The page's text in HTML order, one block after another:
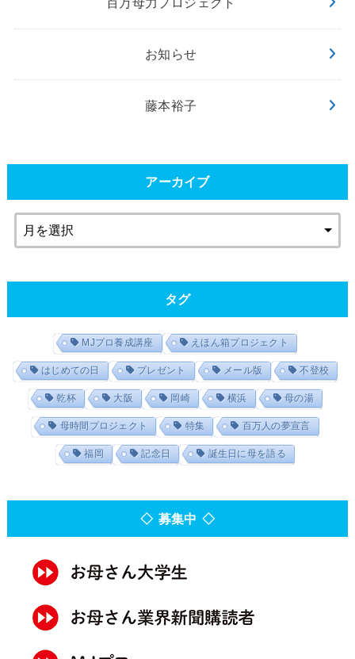
お知らせ
藤本裕子
アーカイブ
タグ
MJプロ養成講座 えほん箱プロジェクト
はじめての日 プレゼント メール版 不登校
乾杯 大阪 岡崎 横浜 母の湯
母時間プロジェクト 特集 百万人の夢宣言
福岡 記念日 誕生日に母を語る
◇ 募集中 ◇